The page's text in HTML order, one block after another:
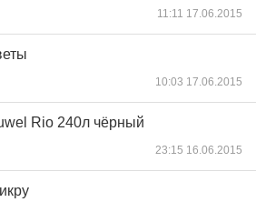
11:11 17.06.2015
10:03 17.06.2015
Rio 240л чёрный
23:15 16.06.2015